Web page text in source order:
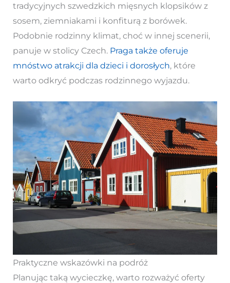
tradycyjnych szwedzkich mięsnych klopsików z
sosem, ziemniakami i konfiturą z borówek.
Podobnie rodzinny klimat, choć w innej scenerii,
panuje w stolicy Czech. Praga także oferuje
mnóstwo atrakcji dla dzieci i dorosłych, które
warto odkryć podczas rodzinnego wyjazdu.
Praktyczne wskazówki na podróż
Planując taką wycieczkę, warto rozważyć oferty